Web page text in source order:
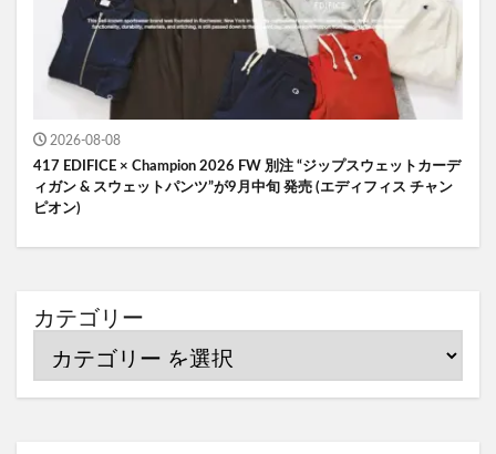
2026-08-08
417 EDIFICE × Champion 2026 FW 別注 “ジップスウェットカーデ
ィガン & スウェットパンツ”が9月中旬 発売 (エディフィス チャン
ピオン)
カテゴリー